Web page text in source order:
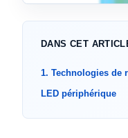
DANS CET
1. Technologies de
LED périphérique